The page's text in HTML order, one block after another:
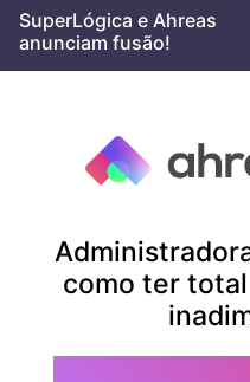
Skip
content
SuperLógica e Ahreas
anunciam fusão!
Mês:
como ter